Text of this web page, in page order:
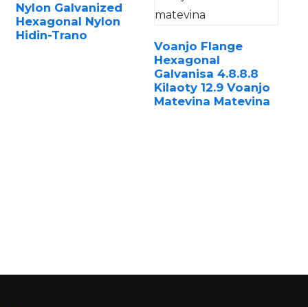
Nylon Galvanized
Hexagonal Nylon
Hidin-Trano
Voanjo Flange
Hexagonal
Galvanisa 4.8.8.8
Kilaoty 12.9 Voanjo
Matevina Matevina